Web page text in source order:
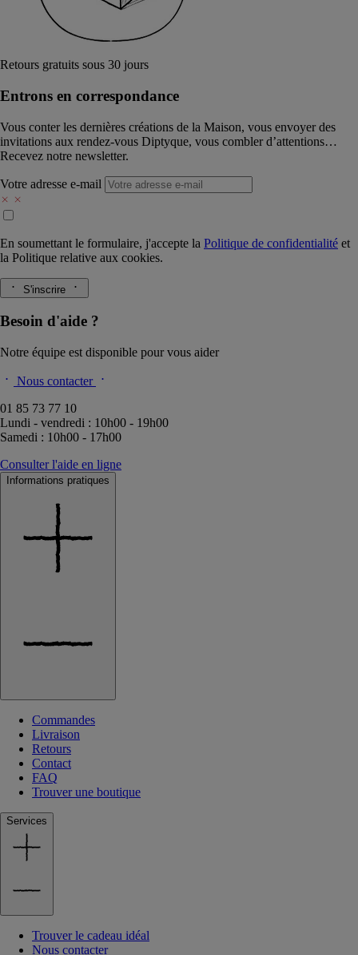
Retours gratuits sous 30 jours
Entrons en correspondance​
Vous conter les dernières créations de la Maison, vous envoyer des
invitations aux rendez-vous Diptyque, vous combler d’attentions…
Recevez notre newsletter.
Votre adresse e-mail
En soumettant le formulaire, j'accepte la Politique de confidentialité et
la Politique relative aux cookies.
S'inscrire
Besoin d'aide ?
Notre équipe est disponible pour vous aider
Nous contacter
01 85 73 77 10
Lundi - vendredi : 10h00 - 19h00
Samedi : 10h00 - 17h00
Consulter l'aide en ligne
Informations pratiques
Commandes
Livraison
Retours
Contact
FAQ
Trouver une boutique
Services
Trouver le cadeau idéal
Nous contacter